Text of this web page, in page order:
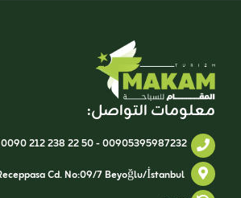
معلومات التواصل:
0090 212 238 22 50-00905395987232